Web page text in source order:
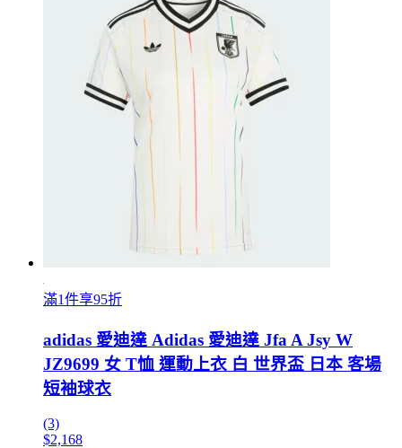
滿1件享95折
adidas 愛迪達 Adidas 愛迪達 Jfa A Jsy W
JZ9699 女 T恤 運動上衣 白 世界盃 日本 客場
短袖球衣
(3)
$2,168